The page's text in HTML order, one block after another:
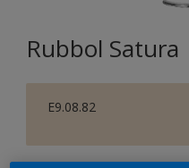
Rubbol Satura
E9.08.82